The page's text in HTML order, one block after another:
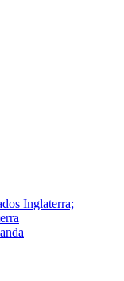
Inglaterra;